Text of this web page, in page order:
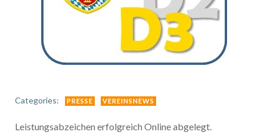
Categories: PRESSE VEREINSNEWS
Leistungsabzeichen erfolgreich Online abgelegt.